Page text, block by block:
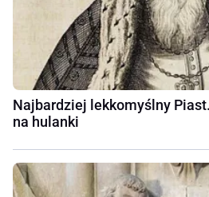
Najbardziej lekkomyślny
na hulanki